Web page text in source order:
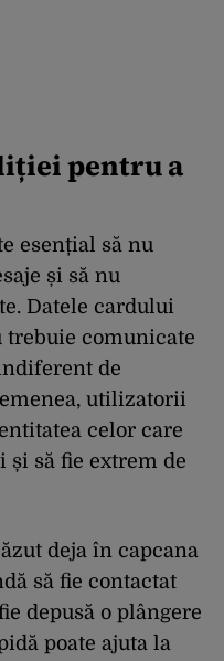
pentru a
esențial să nu
și să nu
Datele cardului
trebuie comunicate
de
utilizatorii
celor care
și să fie extrem de
deja în capcana
să fie contactat
depusă o plângere
poate ajuta la